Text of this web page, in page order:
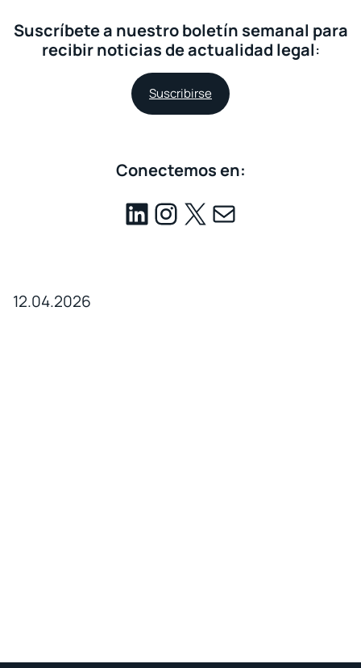
Suscríbete a nuestro boletín semanal para
recibir noticias de actualidad legal:
Suscribirse
Conectemos en:
12.04.2026